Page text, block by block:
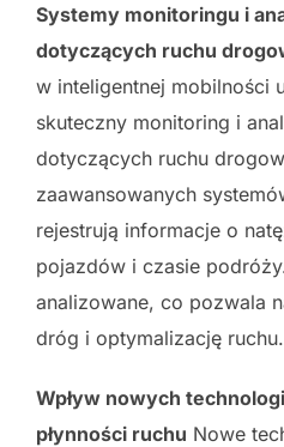
Systemy monitoringu i
dotyczących ruchu
w inteligentnej mobilności
skuteczny monitoring i
dotyczących ruchu
zaawansowanych
rejestrują informacje o
pojazdów i czasie
analizowane, co pozwala
dróg i optymalizację ruchu.
Wpływ nowych
płynności ruchu Nowe